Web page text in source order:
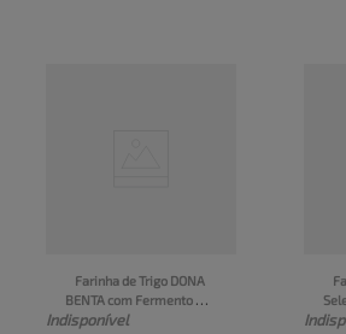
Farinha de Trigo DONA
BENTA com Fermento
Embalagem 1kg
Indisponível